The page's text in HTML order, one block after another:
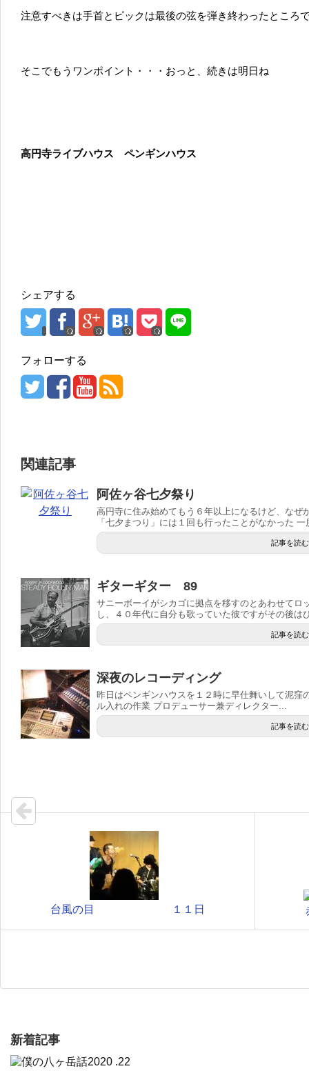
注意すべきは手首とピックは最後の弦を弾き終わったところ
そこでもうワンポイント・・・おっと、続きは明日ね
高円寺ライブハウス ペンギンハウス
シェアする
フォローする
関連記事
阿佐ヶ谷七夕祭り
高円寺に住み始めてもう６年以上になるけど、なぜ
「七夕まつり」には１回も行ったことがなかった 一
記事を読む
ギターギター 89
サニーボーイがシカゴに拠点を移すのとあわせてロ
し、４０年代に自分も歌っていた彼ですがその後は
記事を読む
深夜のレコーディング
昨日はペンギンハウスを１２時に早仕舞いして泥窪
ル入れの作業 プロデューサー兼ディレクター...
記事を読む
台風の目 １１日
新着記事